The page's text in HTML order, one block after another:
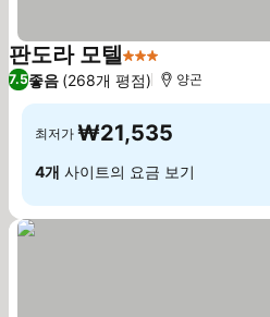
판도라 모텔3 성급요금 보기
7.5좋음 (268개 평점) 양곤
최저가 ₩21,535
4개 사이트의 요금 보기